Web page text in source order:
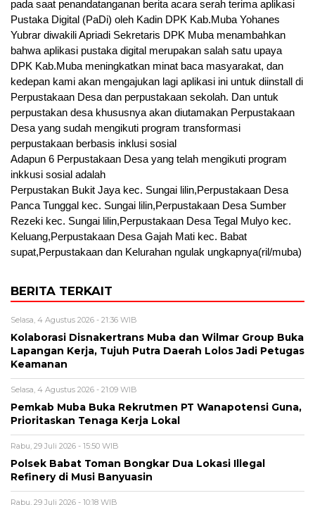
pada saat penandatanganan berita acara serah terima aplikasi
Pustaka Digital (PaDi) oleh Kadin DPK Kab.Muba Yohanes
Yubrar diwakili Apriadi Sekretaris DPK Muba menambahkan
bahwa aplikasi pustaka digital merupakan salah satu upaya
DPK Kab.Muba meningkatkan minat baca masyarakat, dan
kedepan kami akan mengajukan lagi aplikasi ini untuk diinstall di
Perpustakaan Desa dan perpustakaan sekolah. Dan untuk
perpustakan desa khususnya akan diutamakan Perpustakaan
Desa yang sudah mengikuti program transformasi
perpustakaan berbasis inklusi sosial
Adapun 6 Perpustakaan Desa yang telah mengikuti program
inkkusi sosial adalah
Perpustakan Bukit Jaya kec. Sungai lilin,Perpustakaan Desa
Panca Tunggal kec. Sungai lilin,Perpustakaan Desa Sumber
Rezeki kec. Sungai lilin,Perpustakaan Desa Tegal Mulyo kec.
Keluang,Perpustakaan Desa Gajah Mati kec. Babat
supat,Perpustakaan dan Kelurahan ngulak ungkapnya(ril/muba)
BERITA TERKAIT
Selasa, 4 Agustus 2026 - 21:36 WIB
Kolaborasi Disnakertrans Muba dan Wilmar Group Buka
Lapangan Kerja, Tujuh Putra Daerah Lolos Jadi Petugas
Keamanan
Selasa, 4 Agustus 2026 - 21:09 WIB
Pemkab Muba Buka Rekrutmen PT Wanapotensi Guna,
Prioritaskan Tenaga Kerja Lokal
Rabu, 29 Juli 2026 - 15:50 WIB
Polsek Babat Toman Bongkar Dua Lokasi Illegal
Refinery di Musi Banyuasin
Rabu, 29 Juli 2026 - 10:18 WIB